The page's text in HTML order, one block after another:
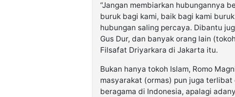
“Jangan membiarkan hubungannya
buruk bagi kami, baik bagi kami
hubungan saling percaya. Dibantu
Gus Dur, dan banyak orang lain
Filsafat Driyarkara di Jakarta itu.
Bukan hanya tokoh Islam, Romo
masyarakat (ormas) pun juga
beragama di Indonesia, apalagi